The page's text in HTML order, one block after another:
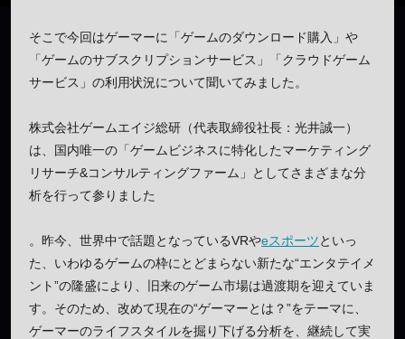
そこで今回はゲーマーに「ゲームのダウンロード購入」や
「ゲームのサブスクリプションサービス」「クラウドゲーム
サービス」の利用状況について聞いてみました。
株式会社ゲームエイジ総研（代表取締役社長：光井誠一）
は、国内唯一の「ゲームビジネスに特化したマーケティング
リサーチ&コンサルティングファーム」としてさまざまな分
析を行って参りました
。昨今、世界中で話題となっているVRやeスポーツといっ
た、いわゆるゲームの枠にとどまらない新たな“エンタテイメ
ント”の隆盛により、旧来のゲーム市場は過渡期を迎えていま
す。そのため、改めて現在の“ゲーマーとは？”をテーマに、
ゲーマーのライフスタイルを掘り下げる分析を、継続して実